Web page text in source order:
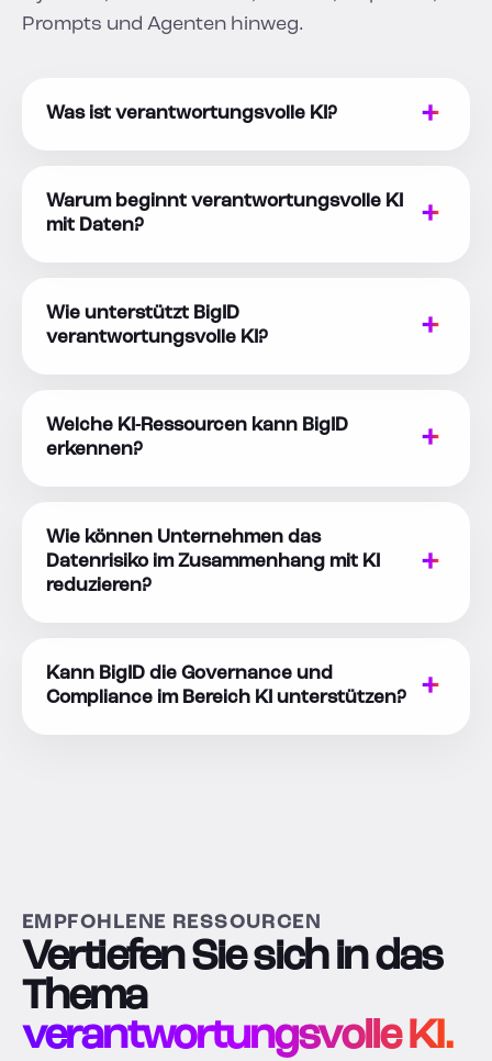
Prompts und Agenten hinweg.
Was ist verantwortungsvolle KI?
Warum beginnt verantwortungsvolle KI
mit Daten?
Wie unterstützt BigID
verantwortungsvolle KI?
Welche KI-Ressourcen kann BigID
erkennen?
Wie können Unternehmen das
Datenrisiko im Zusammenhang mit KI
reduzieren?
Kann BigID die Governance und
Compliance im Bereich KI unterstützen?
EMPFOHLENE RESSOURCEN
Vertiefen Sie sich in das
Thema
verantwortungsvolle KI.